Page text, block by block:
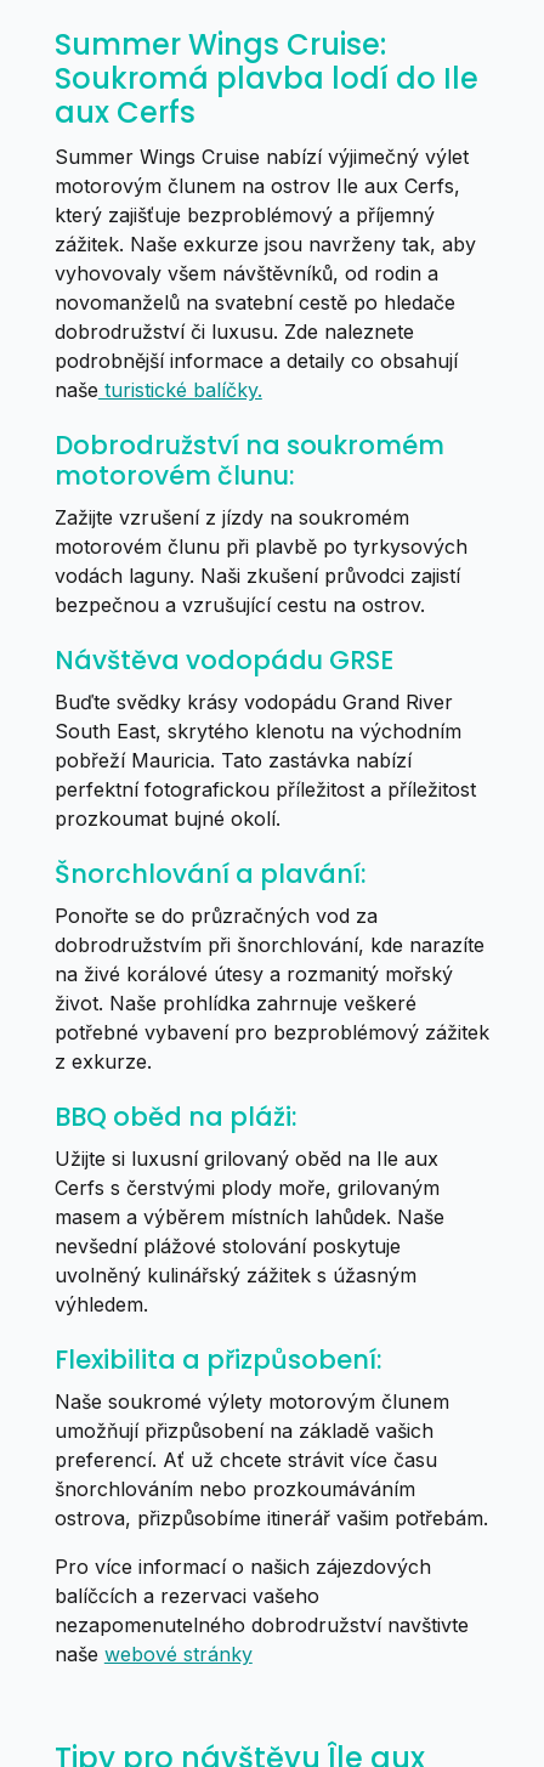
Summer Wings Cruise:
Soukromá plavba lodí do Ile
aux Cerfs
Summer Wings Cruise nabízí výjimečný výlet
motorovým člunem na ostrov Ile aux Cerfs,
který zajišťuje bezproblémový a příjemný
zážitek. Naše exkurze jsou navrženy tak, aby
vyhovovaly všem návštěvníků, od rodin a
novomanželů na svatební cestě po hledače
dobrodružství či luxusu. Zde naleznete
podrobnější informace a detaily co obsahují
naše turistické balíčky.
Dobrodružství na soukromém
motorovém člunu:
Zažijte vzrušení z jízdy na soukromém
motorovém člunu při plavbě po tyrkysových
vodách laguny. Naši zkušení průvodci zajistí
bezpečnou a vzrušující cestu na ostrov.
Návštěva vodopádu GRSE
Buďte svědky krásy vodopádu Grand River
South East, skrytého klenotu na východním
pobřeží Mauricia. Tato zastávka nabízí
perfektní fotografickou příležitost a příležitost
prozkoumat bujné okolí.
Šnorchlování a plavání:
Ponořte se do průzračných vod za
dobrodružstvím při šnorchlování, kde narazíte
na živé korálové útesy a rozmanitý mořský
život. Naše prohlídka zahrnuje veškeré
potřebné vybavení pro bezproblémový zážitek
z exkurze.
BBQ oběd na pláži:
Užijte si luxusní grilovaný oběd na Ile aux
Cerfs s čerstvými plody moře, grilovaným
masem a výběrem místních lahůdek. Naše
nevšední plážové stolování poskytuje
uvolněný kulinářský zážitek s úžasným
výhledem.
Flexibilita a přizpůsobení:
Naše soukromé výlety motorovým člunem
umožňují přizpůsobení na základě vašich
preferencí. Ať už chcete strávit více času
šnorchlováním nebo prozkoumáváním
ostrova, přizpůsobíme itinerář vašim potřebám.
Pro více informací o našich zájezdových
balíčcích a rezervaci vašeho
nezapomenutelného dobrodružství navštivte
naše webové stránky
Tipy pro návštěvu Île aux